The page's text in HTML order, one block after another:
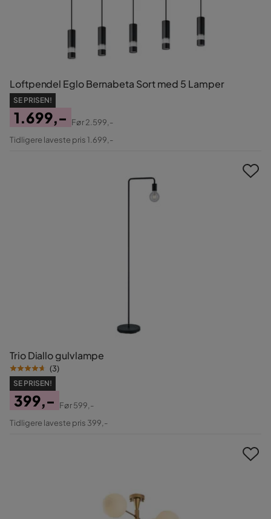
Loftpendel Eglo Bernabeta Sort med 5 Lamper
SE PRISEN!
Pris
1.699,-
Original
Før2.599,-
Tidligere laveste pris 1.699,-
Trio Diallo gulvlampe
(3)
SE PRISEN!
Pris
399,-
Original
Før599,-
Tidligere laveste pris 399,-